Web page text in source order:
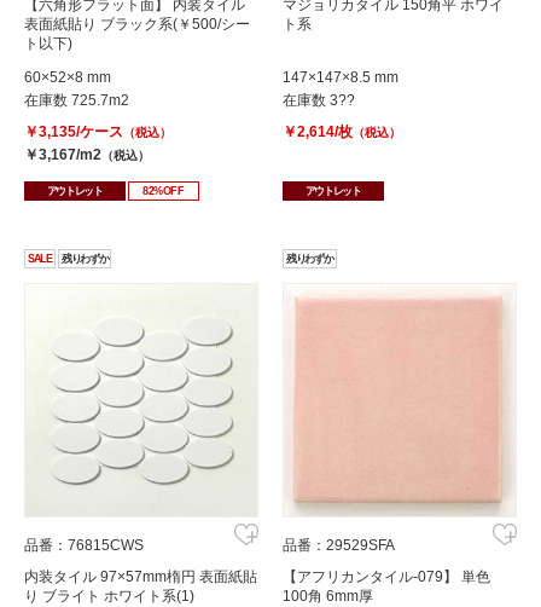
【六角形フラット面】 内装タイル
表面紙貼り ブラック系(￥500/シー
ト以下)
60×52×8 mm
在庫数 725.7m2
￥3,135/ケース （税込）
￥3,167/m2 （税込）
アウトレット 82%OFF
マジョリカタイル 150角平 ホワイ
ト系
147×147×8.5 mm
在庫数 3??
￥2,614/枚 （税込）
アウトレット
SALE 残りわずか
品番：76815CWS
内装タイル 97×57mm楕円 表面紙貼
り ブライト ホワイト系(1)
残りわずか
品番：29529SFA
【アフリカンタイル-079】 単色
100角 6mm厚